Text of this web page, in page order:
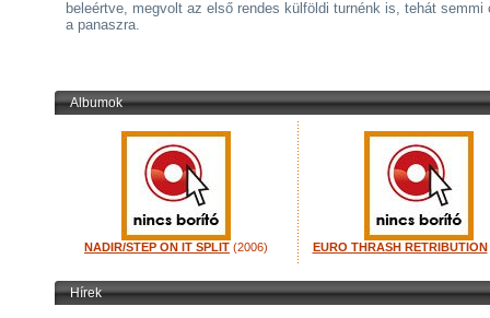
beleértve, megvolt az első rendes külföldi turnénk is, tehát semmi
a panaszra.
Albumok
NADIR/STEP ON IT SPLIT (2006) EURO THRASH RETRIBUTION
Hírek